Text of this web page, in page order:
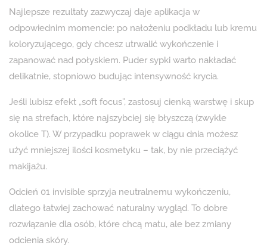
Najlepsze rezultaty zazwyczaj daje aplikacja w
odpowiednim momencie: po nałożeniu podkładu lub kremu
koloryzującego, gdy chcesz utrwalić wykończenie i
zapanować nad połyskiem. Puder sypki warto nakładać
delikatnie, stopniowo budując intensywność krycia.
Jeśli lubisz efekt „soft focus”, zastosuj cienką warstwę i skup
się na strefach, które najszybciej się błyszczą (zwykle
okolice T). W przypadku poprawek w ciągu dnia możesz
użyć mniejszej ilości kosmetyku – tak, by nie przeciążyć
makijażu.
Odcień 01 invisible sprzyja neutralnemu wykończeniu,
dlatego łatwiej zachować naturalny wygląd. To dobre
rozwiązanie dla osób, które chcą matu, ale bez zmiany
odcienia skóry.